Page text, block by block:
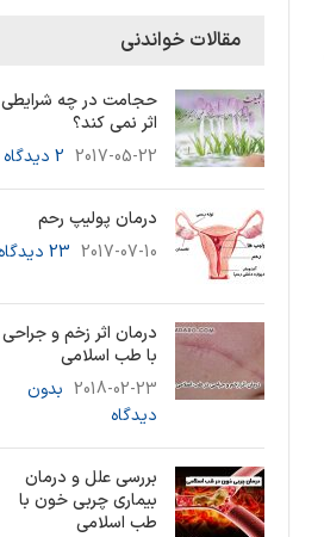
مقالات خواندنی
حجامت در چه شرایطی
اثر نمی کند؟
2017-05-22 2 دیدگاه
درمان پولیپ رحم
2017-07-10 23 دیدگاه
درمان اثر زخم و جراحی
با طب اسلامی
2018-02-23 بدون
دیدگاه
بررسی علل و درمان
بیماری چربی خون با
طب اسلامی